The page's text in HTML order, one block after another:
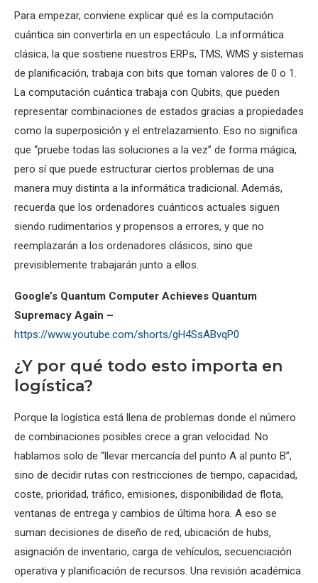
Para empezar, conviene explicar qué es la computación
cuántica sin convertirla en un espectáculo. La informática
clásica, la que sostiene nuestros ERPs, TMS, WMS y sistemas
de planificación, trabaja con bits que toman valores de 0 o 1.
La computación cuántica trabaja con Qubits, que pueden
representar combinaciones de estados gracias a propiedades
como la superposición y el entrelazamiento. Eso no significa
que “pruebe todas las soluciones a la vez” de forma mágica,
pero sí que puede estructurar ciertos problemas de una
manera muy distinta a la informática tradicional. Además,
recuerda que los ordenadores cuánticos actuales siguen
siendo rudimentarios y propensos a errores, y que no
reemplazarán a los ordenadores clásicos, sino que
previsiblemente trabajarán junto a ellos.
Google’s Quantum Computer Achieves Quantum
Supremacy Again –
https://www.youtube.com/shorts/gH4SsABvqP0
¿Y por qué todo esto importa en
logística?
Porque la logística está llena de problemas donde el número
de combinaciones posibles crece a gran velocidad. No
hablamos solo de “llevar mercancía del punto A al punto B”,
sino de decidir rutas con restricciones de tiempo, capacidad,
coste, prioridad, tráfico, emisiones, disponibilidad de flota,
ventanas de entrega y cambios de última hora. A eso se
suman decisiones de diseño de red, ubicación de hubs,
asignación de inventario, carga de vehículos, secuenciación
operativa y planificación de recursos. Una revisión académica